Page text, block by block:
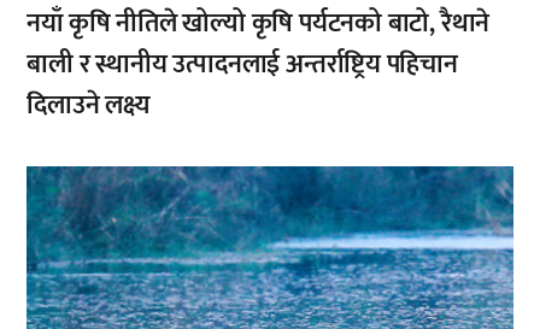
नयाँ कृषि नीतिले खोल्यो कृषि पर्यटनको बाटो, रैथाने
बाली र स्थानीय उत्पादनलाई अन्तर्राष्ट्रिय पहिचान
दिलाउने लक्ष्य
,